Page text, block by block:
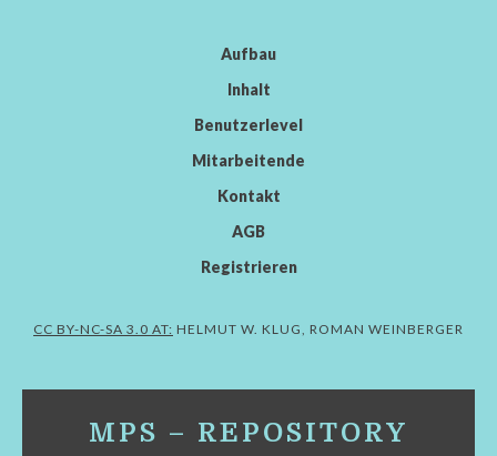
Aufbau
Inhalt
Benutzerlevel
Mitarbeitende
Kontakt
AGB
Registrieren
CC BY-NC-SA 3.0 AT: HELMUT W. KLUG, ROMAN WEINBERGER
MPS – REPOSITORY